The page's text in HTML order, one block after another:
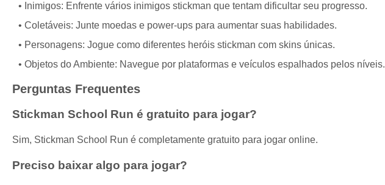
Inimigos: Enfrente vários inimigos stickman que tentam dificultar seu progresso.
Coletáveis: Junte moedas e power-ups para aumentar suas habilidades.
Personagens: Jogue como diferentes heróis stickman com skins únicas.
Objetos do Ambiente: Navegue por plataformas e veículos espalhados pelos níveis.
Perguntas Frequentes
Stickman School Run é gratuito para jogar?
Sim, Stickman School Run é completamente gratuito para jogar online.
Preciso baixar algo para jogar?